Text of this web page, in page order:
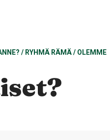
/ RYHMÄ RÄMÄ/ OLEMME